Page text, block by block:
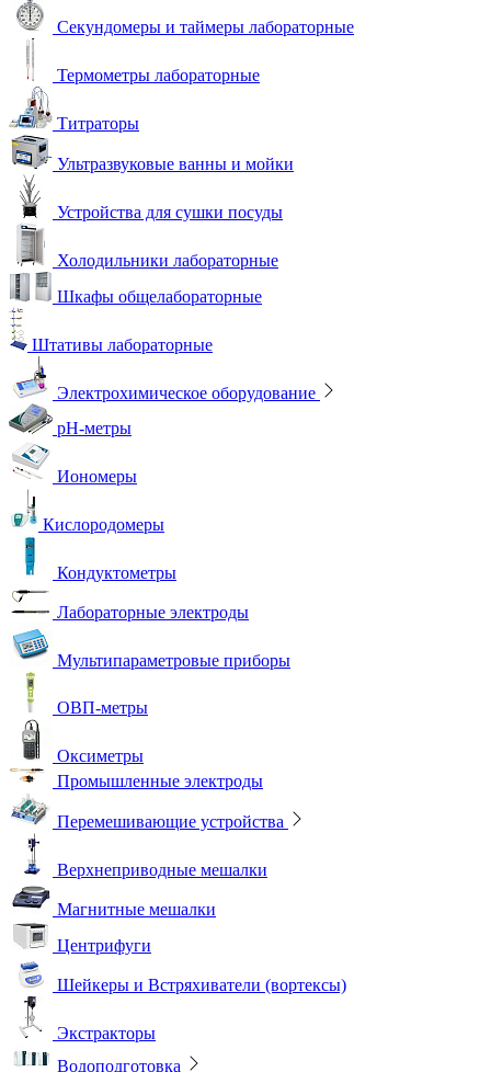
Секундомеры и таймеры лабораторные
Термометры лабораторные
Титраторы
Ультразвуковые ванны и мойки
Устройства для сушки посуды
Холодильники лабораторные
Шкафы общелабораторные
Штативы лабораторные
Электрохимическое оборудование
pH-метры
Иономеры
Кислородомеры
Кондуктометры
Лабораторные электроды
Мультипараметровые приборы
ОВП-метры
Оксиметры
Промышленные электроды
Перемешивающие устройства
Верхнеприводные мешалки
Магнитные мешалки
Центрифуги
Шейкеры и Встряхиватели (вортексы)
Экстракторы
Водоподготовка